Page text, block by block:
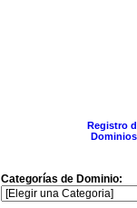
Registro
Categorías de Dominio: